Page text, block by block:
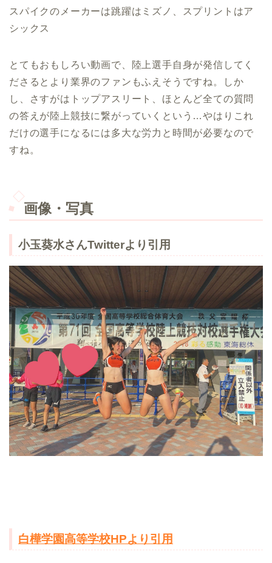
スパイクのメーカーは跳躍はミズノ、スプリントはア
シックス
とてもおもしろい動画で、陸上選手自身が発信してく
ださるとより業界のファンもふえそうですね。しか
し、さすがはトップアスリート、ほとんど全ての質問
の答えが陸上競技に繋がっていくという…やはりこれ
だけの選手になるには多大な労力と時間が必要なので
すね。
画像・写真
小玉葵水さんTwitterより引用
白樺学園高等学校HPより引用